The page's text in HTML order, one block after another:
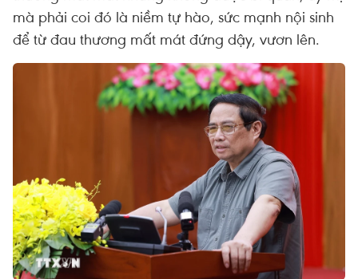
mà phải coi đó là niềm tự hào, sức mạnh nội sinh
để từ đau thương mất mát đứng dậy, vươn lên.